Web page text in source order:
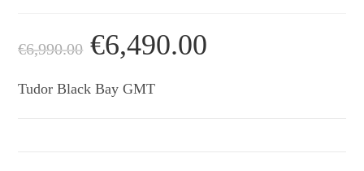
€6,990.00 €6,490.00
Tudor Black Bay GMT